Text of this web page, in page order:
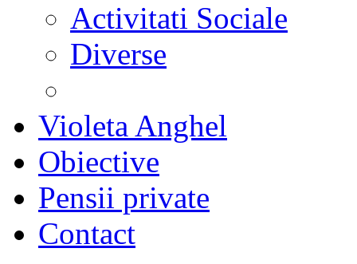
Activitati Sociale
Diverse
Violeta Anghel
Obiective
Pensii private
Contact